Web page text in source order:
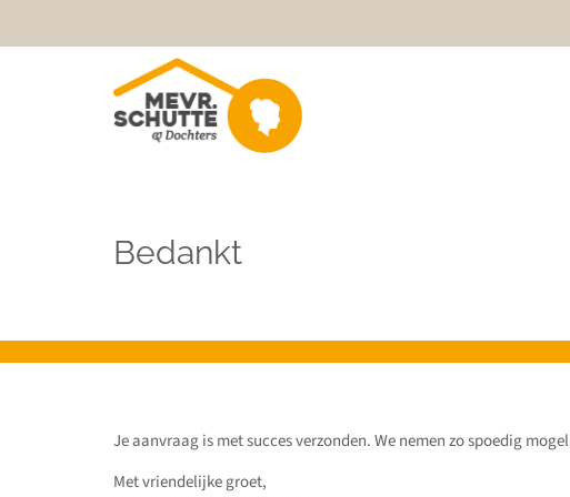
Bedankt
Je aanvraag is met succes verzonden. We nemen zo spoedig
Met vriendelijke groet,